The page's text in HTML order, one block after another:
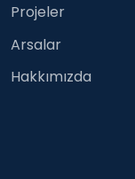
Projeler
Arsalar
Hakkımızda